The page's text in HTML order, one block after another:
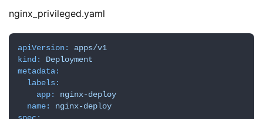
nginx_privileged.yaml
apiVersion:
apps/v1
kind:
Deployment
metadata:
labels:
app:
nginx-deploy
name:
nginx-deploy